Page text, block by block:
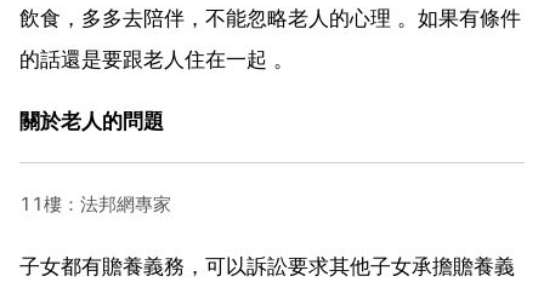
飲食，多多去陪伴，不能忽略老人的心理 。如果有條件
的話還是要跟老人住在一起 。
關於老人的問題
11樓：法邦網專家
子女都有贍養義務，可以訴訟要求其他子女承擔贍養義